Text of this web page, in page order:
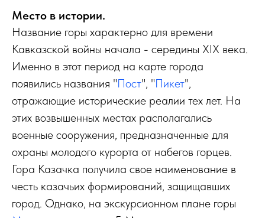
Место в истории.
Название горы характерно для времени
Кавказской войны начала - середины XIX века.
Именно в этот период на карте города
появились названия "Пост", "Пикет",
отражающие исторические реалии тех лет. На
этих возвышенных местах располагались
военные сооружения, предназначенные для
охраны молодого курорта от набегов горцев.
Гора Казачка получила свое наименование в
честь казачьих формирований, защищавших
город. Однако, на экскурсионном плане горы